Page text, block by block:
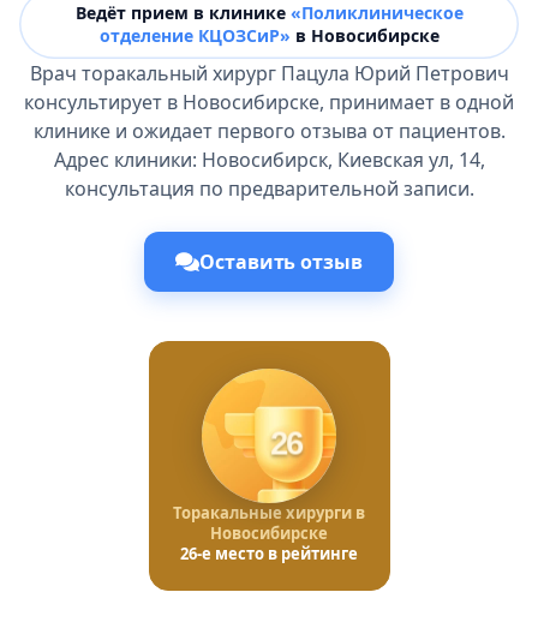
Ведёт прием в клинике «Поликлиническое
отделение КЦОЗСиР» в Новосибирске
Врач торакальный хирург Пацула Юрий Петрович
консультирует в Новосибирске, принимает в одной
клинике и ожидает первого отзыва от пациентов.
Адрес клиники: Новосибирск, Киевская ул, 14,
консультация по предварительной записи.
Оставить отзыв
26
Торакальные хирурги в
Новосибирске
26-е место в рейтинге